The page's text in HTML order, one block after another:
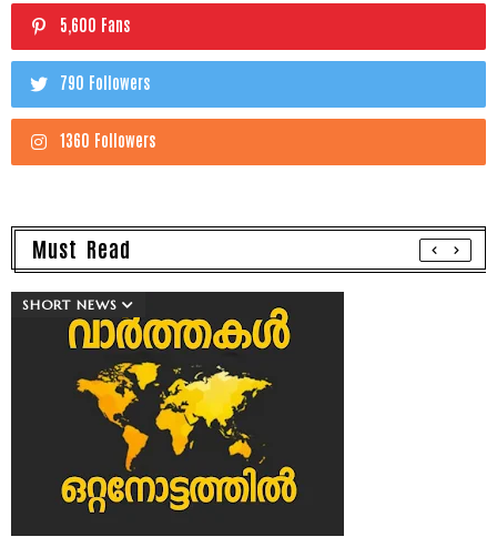
5,600 Fans
790 Followers
1360 Followers
Must Read
SHORT NEWS